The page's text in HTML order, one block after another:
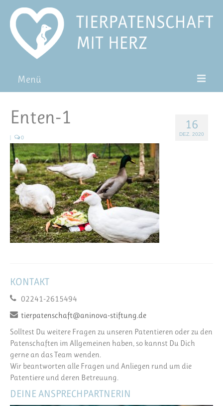
Menü
Pat*in werden
Patenschaft verschenken
Blog
FAQ
16
DEZ. 2020
Enten-1
| 0
KONTAKT
02241-2615494
tierpatenschaft@aninova-stiftung.de
Solltest Du weitere Fragen zu unseren Patentieren oder zu den
Patenschaften im Allgemeinen haben, so kannst Du Dich
gerne an das Team wenden.
Wir beantworten alle Fragen und Anliegen rund um die
Patentiere und deren Betreuung.
DEINE ANSPRECHPARTNERIN